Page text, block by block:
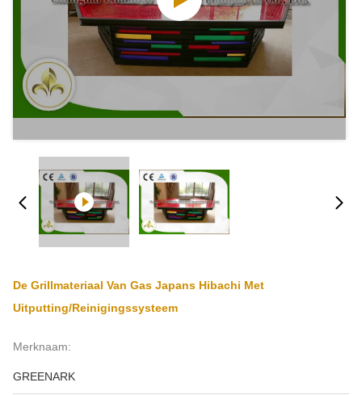
De Grillmateriaal Van Gas Japans Hibachi Met
Uitputting/Reinigingssysteem
Merknaam:
GREENARK